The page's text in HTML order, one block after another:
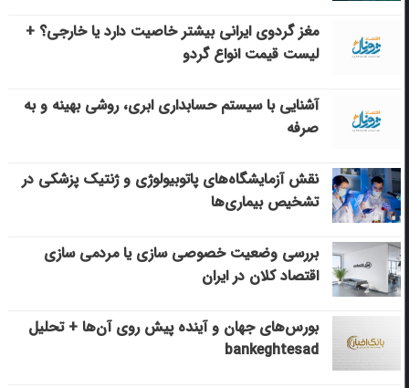
مغز گردوی ایرانی بیشتر خاصیت دارد یا خارجی؟ +
لیست قیمت انواع گردو
آشنایی با سیستم حسابداری ابری، روشی بهینه و به
صرفه
نقش آزمایشگاه‌های پاتوبیولوژی و ژنتیک پزشکی در
تشخیص بیماری‌ها
بررسی وضعیت خصوصی سازی یا مردمی سازی
اقتصاد کلان در ایران
بورس‌های جهان و آینده پیش روی آن‌ها + تحلیل
bankeghtesad